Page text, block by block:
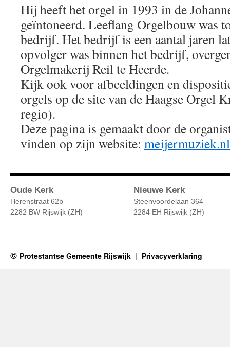
Hij heeft het orgel in 1993 in de
geïntoneerd. Leeflang Orgelbouw was
bedrijf. Het bedrijf is een aantal jaren
opvolger was binnen het bedrijf,
Orgelmakerij Reil te Heerde.
Kijk ook voor afbeeldingen en
orgels op de site van de Haagse Orgel
regio).
Deze pagina is gemaakt door de
vinden op zijn website: meijermuziek.nl
Oude Kerk
Herenstraat 62b
2282 BW Rijswijk (ZH)
Nieuwe Kerk
Steenvoordelaan 364
2284 EH Rijswijk (ZH)
Protestantse Gemeente Rijswijk Privacyverklaring